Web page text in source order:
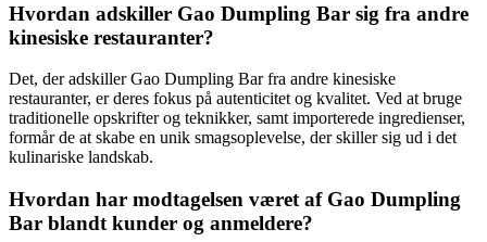
Hvordan adskiller Gao Dumpling Bar sig fra andre
kinesiske restauranter?
Det, der adskiller Gao Dumpling Bar fra andre kinesiske
restauranter, er deres fokus på autenticitet og kvalitet. Ved at bruge
traditionelle opskrifter og teknikker, samt importerede ingredienser,
formår de at skabe en unik smagsoplevelse, der skiller sig ud i det
kulinariske landskab.
Hvordan har modtagelsen været af Gao Dumpling
Bar blandt kunder og anmeldere?